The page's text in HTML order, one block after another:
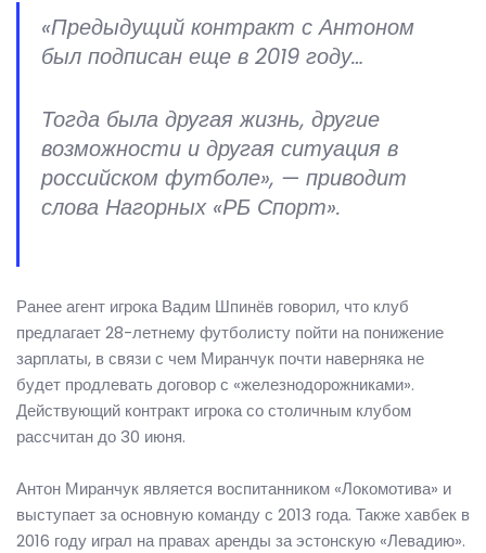
«Предыдущий контракт с Антоном
был подписан еще в 2019 году…
Тогда была другая жизнь, другие
возможности и другая ситуация в
российском футболе», — приводит
слова Нагорных «РБ Спорт».
Ранее агент игрока Вадим Шпинёв говорил, что клуб
предлагает 28-летнему футболисту пойти на понижение
зарплаты, в связи с чем Миранчук почти наверняка не
будет продлевать договор с «железнодорожниками».
Действующий контракт игрока со столичным клубом
рассчитан до 30 июня.
Антон Миранчук является воспитанником «Локомотива» и
выступает за основную команду с 2013 года. Также хавбек в
2016 году играл на правах аренды за эстонскую «Левадию».